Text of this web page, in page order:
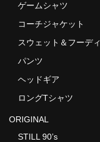
ゲームシャツ
コーチジャケット
スウェット＆フーディ
パンツ
ヘッドギア
ロングTシャツ
ORIGINAL
STILL 90’s